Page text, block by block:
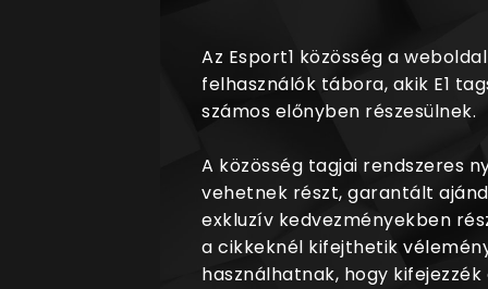
Az Esport1 közösség a
felhasználók tábora, akik E1
számos előnyben részesülnek.
A közösség tagjai rendszeres
vehetnek részt, garantált
exkluzív kedvezményekben
a cikkeknél kifejthetik
használhatnak, hogy